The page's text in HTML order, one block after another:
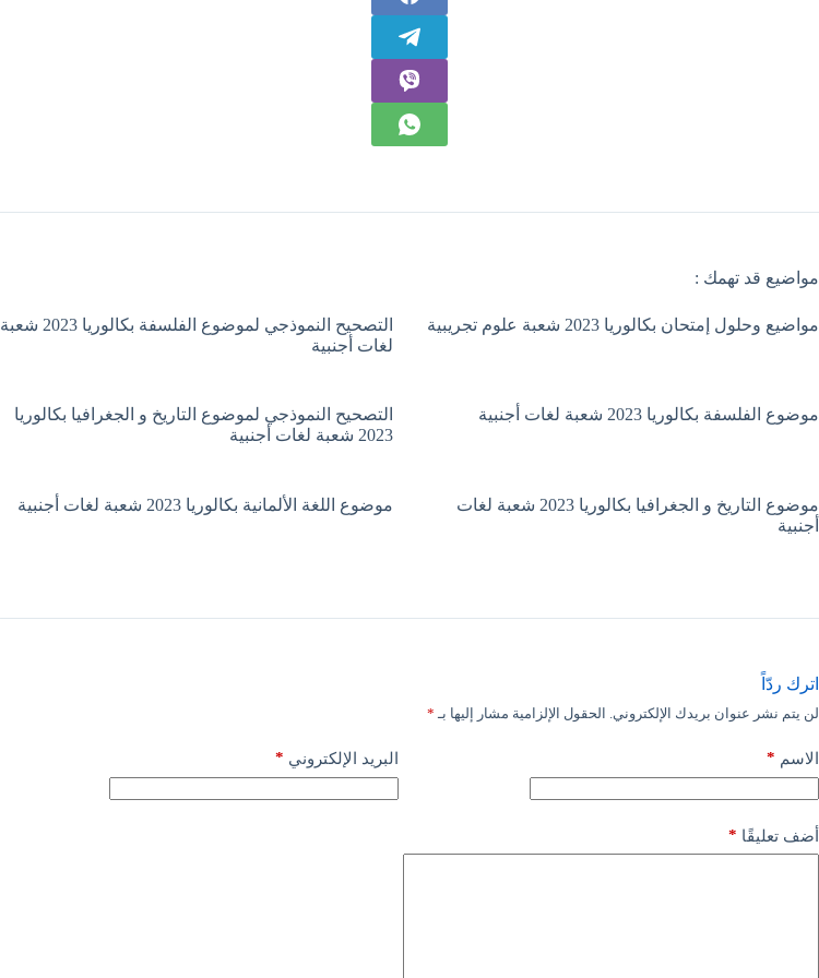
مواضيع قد تهمك :
مواضيع وحلول إمتحان بكالوريا 2023 شعبة علوم تجريبية
التصحيح النموذجي لموضوع الفلسفة بكالوريا 2023 شعبة
لغات أجنبية
موضوع الفلسفة بكالوريا 2023 شعبة لغات أجنبية
التصحيح النموذجي لموضوع التاريخ و الجغرافيا بكالوريا
2023 شعبة لغات أجنبية
موضوع التاريخ و الجغرافيا بكالوريا 2023 شعبة لغات
أجنبية
موضوع اللغة الألمانية بكالوريا 2023 شعبة لغات أجنبية
اترك ردّاً
لن يتم نشر عنوان بريدك الإلكتروني. الحقول الإلزامية مشار إليها بـ *
الاسم * البريد الإلكتروني *
أضف تعليقًا *